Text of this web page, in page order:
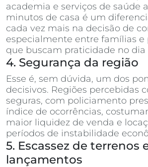
academia e serviços de saúde
minutos de casa é um
cada vez mais na decisão de
especialmente entre famílias e
que buscam praticidade no dia
4. Segurança da região
Esse é, sem dúvida, um dos
decisivos. Regiões percebidas
seguras, com policiamento
índice de ocorrências,
maior liquidez de venda e
períodos de instabilidade
5. Escassez de terrenos
lançamentos